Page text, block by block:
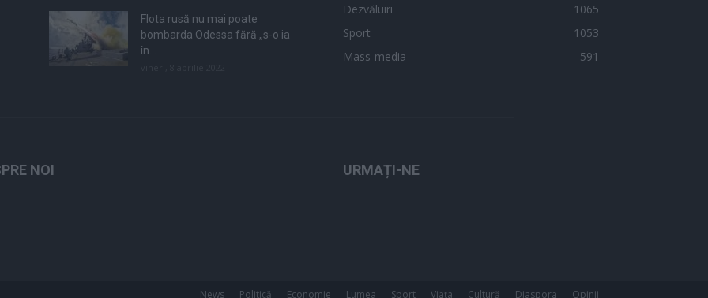
Flota rusă nu mai poate
bombarda Odessa fără „s-o ia
în...
Dezvăluiri
1065
Sport
1053
Mass-media
591
NOI URMAȚI-NE
News Politică Economie Lumea Sport Viața Cultură Diaspora Opinii